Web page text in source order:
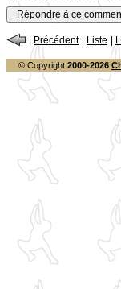
Précédent Liste
© Copyright 2000-2026